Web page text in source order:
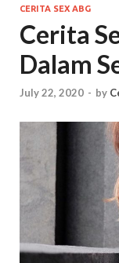
CERITA SEX ABG
Cerita
Dalam
July 22, 2020 - by